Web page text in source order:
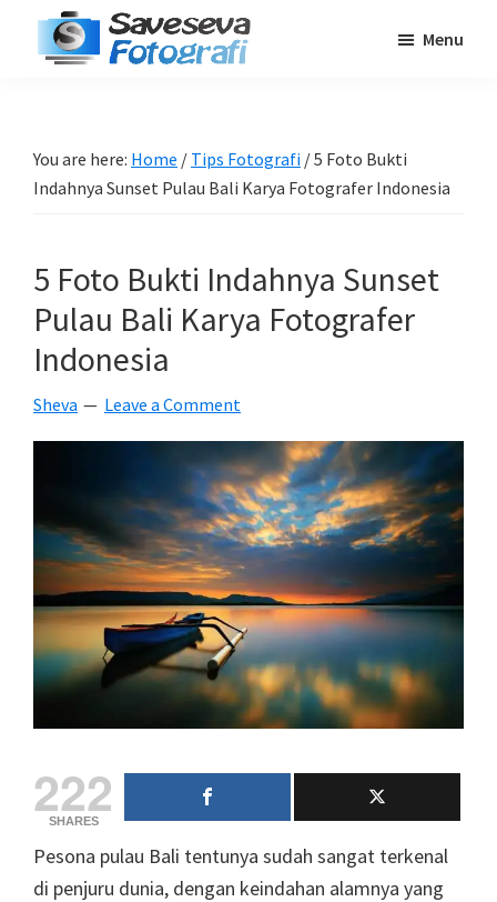
Pemula
-
Tutorial
-
Berita
-
Traveling
Menu
You are here: Home / Tips Fotografi /5 Foto Bukti
Indahnya Sunset Pulau Bali Karya Fotografer Indonesia
5 Foto Bukti Indahnya Sunset
Pulau Bali Karya Fotografer
Indonesia
Sheva Leave a Comment
222
SHARES
Pesona pulau Bali tentunya sudah sangat terkenal
di penjuru dunia, dengan keindahan alamnya yang